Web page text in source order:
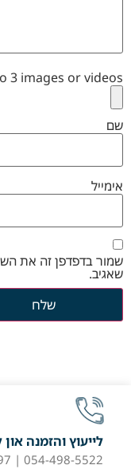
3 images or videos
שם
אימייל
שמור בדפדפן זה את
שאגיב.
לייעוץ והזמנה און
054-498-5522 | 04-9980997